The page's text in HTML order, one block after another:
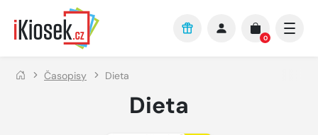
Přejít na hlavní obsah
0
Časopisy Dieta
Dieta